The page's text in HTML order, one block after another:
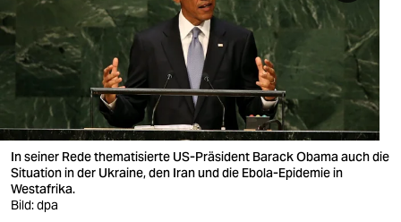
nord
wahrheit
verlag
verlag
veranstaltungen
shop
In seiner Rede thematisierte US-Präsident Barack Obama auch die
Situation in der Ukraine, den Iran und die Ebola-Epidemie in
Westafrika.
Bild: dpa